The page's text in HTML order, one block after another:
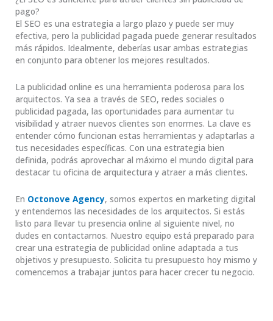
pago?
El SEO es una estrategia a largo plazo y puede ser muy
efectiva, pero la publicidad pagada puede generar resultados
más rápidos. Idealmente, deberías usar ambas estrategias
en conjunto para obtener los mejores resultados.
La publicidad online es una herramienta poderosa para los
arquitectos. Ya sea a través de SEO, redes sociales o
publicidad pagada, las oportunidades para aumentar tu
visibilidad y atraer nuevos clientes son enormes. La clave es
entender cómo funcionan estas herramientas y adaptarlas a
tus necesidades específicas. Con una estrategia bien
definida, podrás aprovechar al máximo el mundo digital para
destacar tu oficina de arquitectura y atraer a más clientes.
En Octonove Agency, somos expertos en marketing digital
y entendemos las necesidades de los arquitectos. Si estás
listo para llevar tu presencia online al siguiente nivel, no
dudes en contactarnos. Nuestro equipo está preparado para
crear una estrategia de publicidad online adaptada a tus
objetivos y presupuesto. Solicita tu presupuesto hoy mismo y
comencemos a trabajar juntos para hacer crecer tu negocio.